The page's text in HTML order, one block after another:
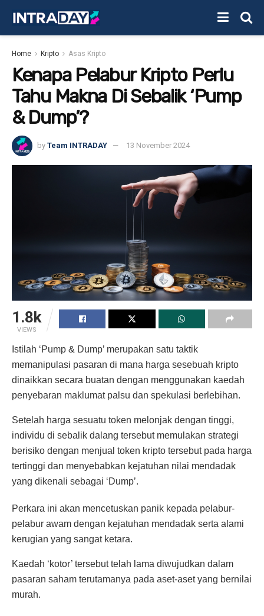
Home Kripto Asas Kripto
Kenapa Pelabur Kripto Perlu
Tahu Makna Di Sebalik ‘Pump
& Dump’?
by Team INTRADAY 13 November 2024
1.8k
VIEWS
Istilah ‘Pump & Dump’ merupakan satu taktik
memanipulasi pasaran di mana harga sesebuah kripto
dinaikkan secara buatan dengan menggunakan kaedah
penyebaran maklumat palsu dan spekulasi berlebihan.
Setelah harga sesuatu token melonjak dengan tinggi,
individu di sebalik dalang tersebut memulakan strategi
berisiko dengan menjual token kripto tersebut pada harga
tertinggi dan menyebabkan kejatuhan nilai mendadak
yang dikenali sebagai ‘Dump’.
Perkara ini akan mencetuskan panik kepada pelabur-
pelabur awam dengan kejatuhan mendadak serta alami
kerugian yang sangat ketara.
Kaedah ‘kotor’ tersebut telah lama diwujudkan dalam
pasaran saham terutamanya pada aset-aset yang bernilai
murah.